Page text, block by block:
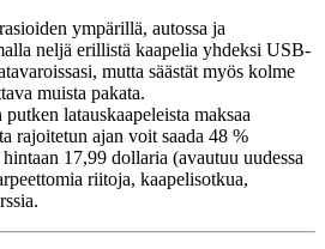
ympärillä, autossa ja
neljä erillistä kaapelia yhdeksi USB-
mutta säästät myös kolme
muista pakata.
latauskaapeleista maksaa
rajoitetun ajan voit saada 48 %
17,99 dollaria (avautuu uudessa
riitoja, kaapelisotkua,